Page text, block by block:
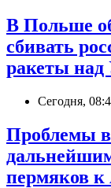
В Польше
сбивать
ракеты
Сегодня,
Проблемы в
пермяков к